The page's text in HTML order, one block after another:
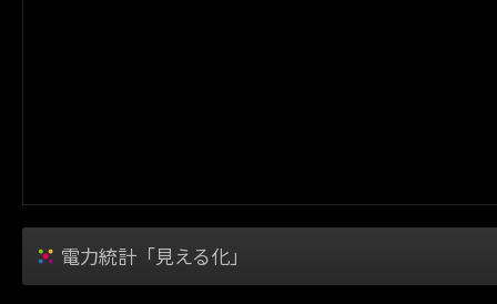
電力統計「見える化」